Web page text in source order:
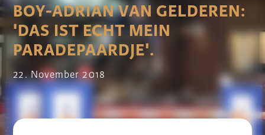
BOY-ADRIAN VAN GELDEREN:
'DAS IST ECHT MEIN
PARADEPAARDJE'.
22. November 2018